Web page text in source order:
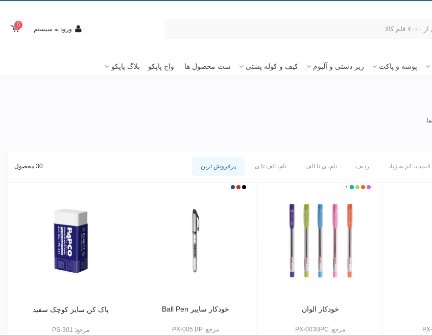
ورود به سیستم
0
پوشه و پاکت زیر دستی و آلبوم کیف و کوله پشتی ست محصول ها واچ پاپکو بلاگ پاپکو
قیمت، کم به زیاد ردیف نام، ی تا الف نام، الف تا ی پرفروش ترین 30 محصول
بنفش
نارنجی
فسفری
فیروزه
+
خودکار الوان
مرجع: PX-003BPC
مشکی
قرمز
آبی
خودکار سایبر Ball Pen
مرجع: PX-005 BP
پاک کن سایز کوچک سفید
مرجع: PS-301